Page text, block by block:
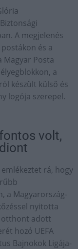
A megjelenés
és a
Magyar Posta
a
készült külső és
logója szerepel.
volt,
rá, hogy
a Magyarország-
nyitotta
otthont adott
hozó UEFA
Bajnokok Ligája-